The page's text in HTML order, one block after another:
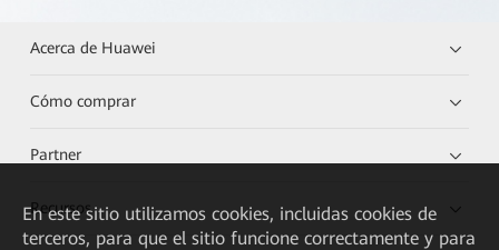
Acerca de Huawei
Cómo comprar
Partner
Recursos
En este sitio utilizamos cookies, incluidas cookies de
terceros, para que el sitio funcione correctamente y para